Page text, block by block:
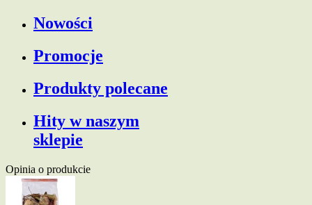
Nowości
Promocje
Produkty polecane
Hity w naszym
sklepie
Opinia o produkcie